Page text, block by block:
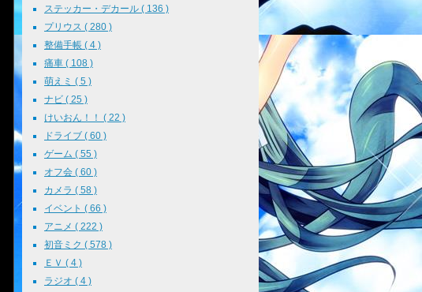
ステッカー・デカール ( 136 )
プリウス ( 280 )
整備手帳 ( 4 )
痛車 ( 108 )
萌えミ ( 5 )
ナビ ( 25 )
けいおん！！ ( 22 )
ドライブ ( 60 )
ゲーム ( 55 )
オフ会 ( 60 )
カメラ ( 58 )
イベント ( 66 )
アニメ ( 222 )
初音ミク ( 578 )
ＥＶ ( 4 )
ラジオ ( 4 )